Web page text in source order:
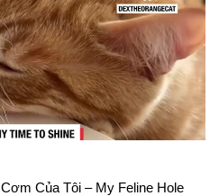
Của Tôi – My Feline Hole